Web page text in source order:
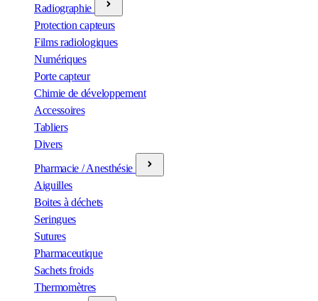
Radiographie
Protection capteurs
Films radiologiques
Numériques
Porte capteur
Chimie de développement
Accessoires
Tabliers
Divers
Pharmacie / Anesthésie
Aiguilles
Boites à déchets
Seringues
Sutures
Pharmaceutique
Sachets froids
Thermomètres